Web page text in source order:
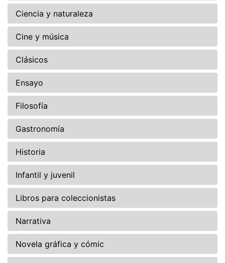
Ciencia y naturaleza
Cine y música
Clásicos
Ensayo
Filosofía
Gastronomía
Historia
Infantil y juvenil
Libros para coleccionistas
Narrativa
Novela gráfica y cómic